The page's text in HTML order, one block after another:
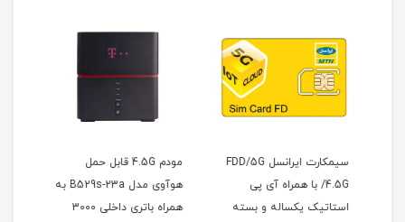
سیمکارت ایرانسل FDD/5G
/4.5G با همراه آی پی
استاتیک یکساله و بسته
مودم 4.5G قابل حمل
هوآوی مدل B529s-23a به
همراه باتری داخلی 3000